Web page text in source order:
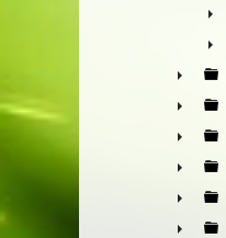
►
►
►
►
►
►
►
►